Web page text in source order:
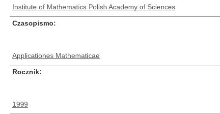
Institute of Mathematics Polish Academy of Sciences
Czasopismo
Applicationes Mathematicae
Rocznik
1999